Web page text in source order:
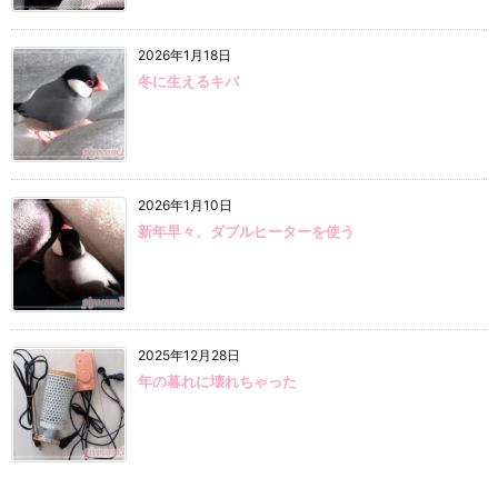
2026年1月18日
冬に生えるキバ
2026年1月10日
新年早々、ダブルヒーターを使う
2025年12月28日
年の暮れに壊れちゃった